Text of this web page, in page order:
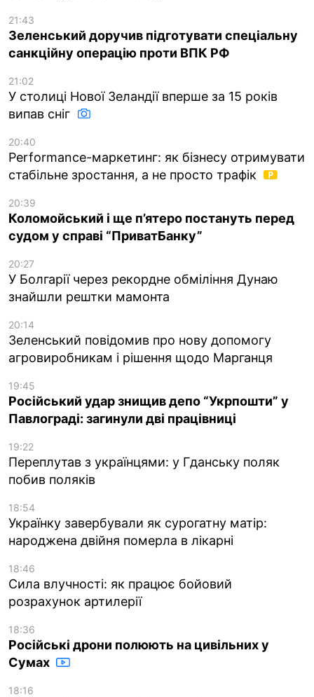
21:43
Зеленський доручив підготувати спеціальну
санкційну операцію проти ВПК РФ
21:02
У столиці Нової Зеландії вперше за 15 років
випав сніг
20:40
Performance-маркетинг: як бізнесу отримувати
стабільне зростання, а не просто трафік
20:39
Коломойський і ще п’ятеро постануть перед
судом у справі “ПриватБанку”
20:27
У Болгарії через рекордне обміління Дунаю
знайшли рештки мамонта
20:14
Зеленський повідомив про нову допомогу
агровиробникам і рішення щодо Марганця
19:45
Російський удар знищив депо “Укрпошти” у
Павлограді: загинули дві працівниці
19:22
Переплутав з українцями: у Гданську поляк
побив поляків
18:54
Українку завербували як сурогатну матір:
народжена двійня померла в лікарні
18:46
Сила влучності: як працює бойовий
розрахунок артилерії
18:36
Російські дрони полюють на цивільних у
Сумах
18:16